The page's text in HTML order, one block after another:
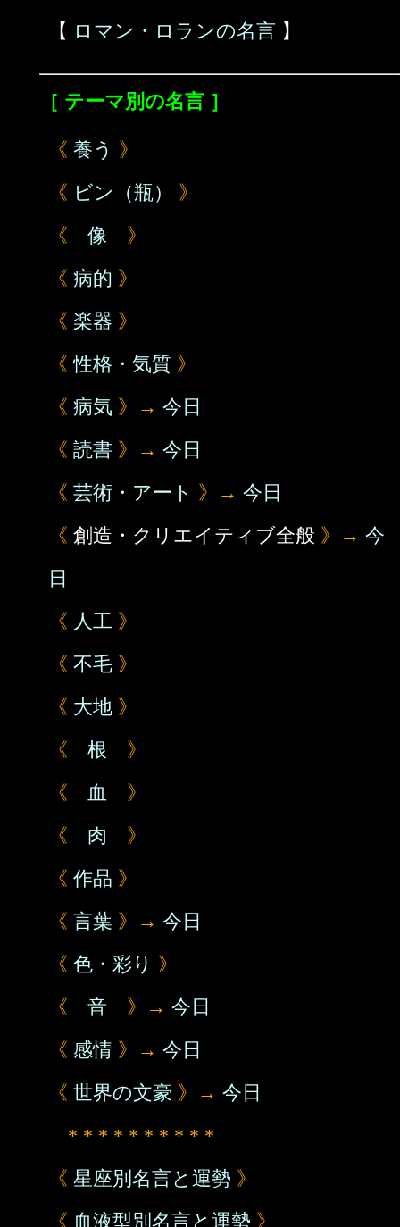
【 ロマン・ロランの名言 】
［ テーマ別の名言 ］
《 養う 》
《 ビン（瓶）
》
《 像 》
《 病的 》
《 楽器 》
《性格・気質 》
《 病気 》→ 今日
《 読書 》→ 今日
《 芸術・アート 》→ 今日
《 創造・クリエイティブ全般 》→ 今
日
《 人工 》
《 不毛 》
《 大地 》
《 根 》
《 血 》
《 肉 》
《 作品 》
《 言葉 》→ 今日
《 色・彩り 》
《 音 》→ 今日
《 感情 》→ 今日
《 世界の文豪 》→ 今日
* * * * * * * * * *
《 星座別名言と運勢 》
《 血液型別名言と運勢 》